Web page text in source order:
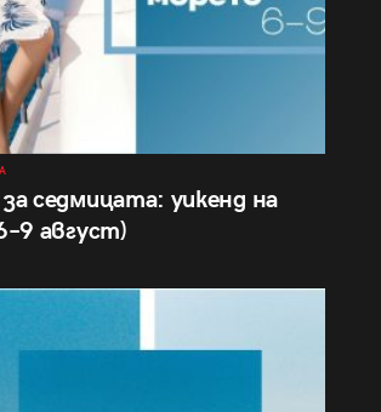
седмицата: уикенд на
август)